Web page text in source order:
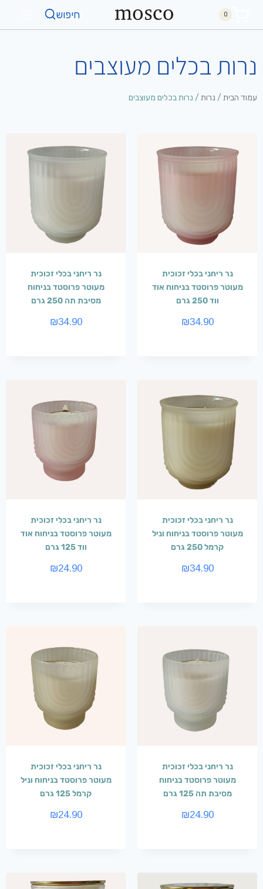
0 חיפוש
נרות בכלים מעוצבים
עמוד הבית / נרות / נרות בכלים מעוצבים
נר ריחני בכלי זכוכית
מעוטר פרוסטד בניחוח אוד
ווד 250 גרם
₪34.90
נר ריחני בכלי זכוכית
מעוטר פרוסטד בניחוח
מסיבת תה 250 גרם
₪34.90
נר ריחני בכלי זכוכית
מעוטר פרוסטד בניחוח וניל
קרמל 250 גרם
₪34.90
נר ריחני בכלי זכוכית
מעוטר פרוסטד בניחוח אוד
ווד 125 גרם
₪24.90
נר ריחני בכלי זכוכית
מעוטר פרוסטד בניחוח
מסיבת תה 125 גרם
₪24.90
נר ריחני בכלי זכוכית
מעוטר פרוסטד בניחוח וניל
קרמל 125 גרם
₪24.90